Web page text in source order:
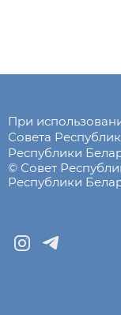
При
Совета
Республики
© Совет
Республики